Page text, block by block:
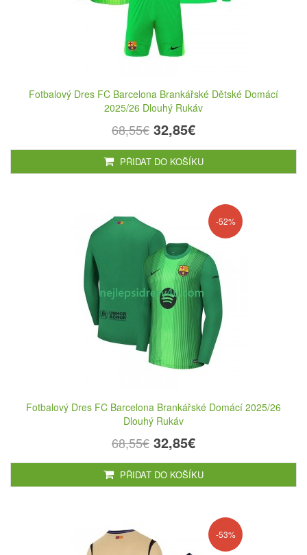
Fotbalový Dres FC Barcelona Brankářské Dětské Domácí
2025/26 Dlouhý Rukáv
68,55€ 32,85€
PŘIDAT DO KOŠÍKU
-52%
Fotbalový Dres FC Barcelona Brankářské Domácí 2025/26
Dlouhý Rukáv
68,55€ 32,85€
PŘIDAT DO KOŠÍKU
-53%